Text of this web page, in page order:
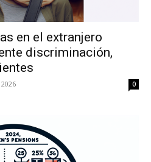
en el extranjero
discriminación,
0